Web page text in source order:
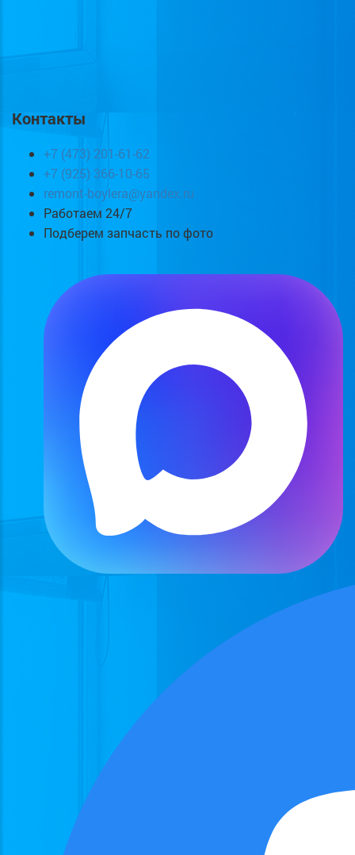
Контакты
+7 (473) 201-61-62
+7 (925) 366-10-65
remont-boylera@yandex.ru
Работаем 24/7
Подберем запчасть по фото